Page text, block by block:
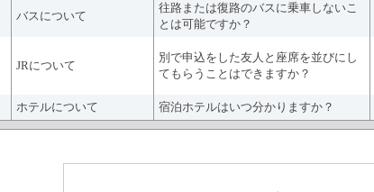
バスについて
往路または復路のバスに乗車しないこ
とは可能ですか？
JRについて
別で申込をした友人と座席を並びにし
てもらうことはできますか？
ホテルについて 宿泊ホテルはいつ分かりますか？